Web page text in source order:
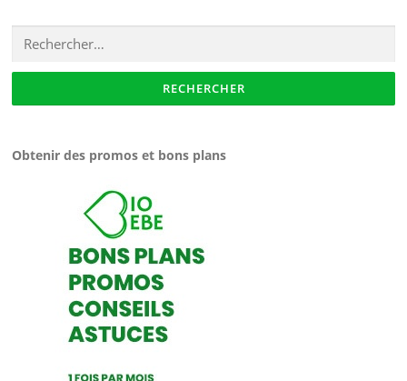
Rechercher :
Obtenir des promos et bons plans